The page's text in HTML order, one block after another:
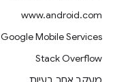
www.android.com
Google Mobile Services
Stack Overflow